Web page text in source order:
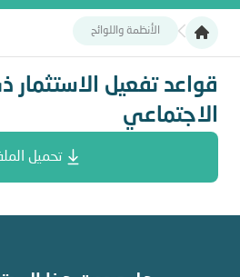
الأنظمة واللوائح
قواعد تفعيل الاستثمار ذي الأثر
قواعد تفعيل الاستثمار
الاجتماعي
تحميل